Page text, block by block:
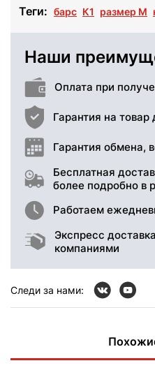
Теги: барс К1 размер M
Наши
Оплата при
Гарантия на
Гарантия обмена,
Бесплатная
более подробно в
Работаем
Экспресс
компаниями
Следи за нами: